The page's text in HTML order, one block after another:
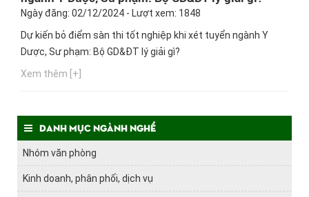
Ngày đăng: 02/12/2024 - Lượt xem: 1848
Dự kiến bỏ điểm sàn thi tốt nghiệp khi xét tuyển ngành Y
Dược, Sư phạm: Bộ GD&ĐT lý giải gì?
Xem thêm [+]
Danh mục ngành nghề
Nhóm văn phòng
Kinh doanh, phân phối, dịch vụ